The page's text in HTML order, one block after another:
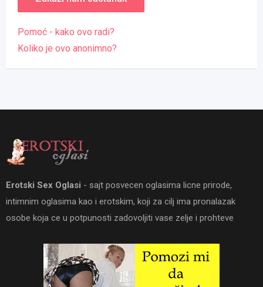
Pomoć - kako ovo radi?
Koliko je ovo anonimno?
Erotski Sex Oglasi - sajt posvecen oglasima licne prirode,
intimnim oglasima kao i erotskim, koji za cilj ima pronalazak
osobe koja ce u potpunosti zadovoljiti vase zelje i prohteve